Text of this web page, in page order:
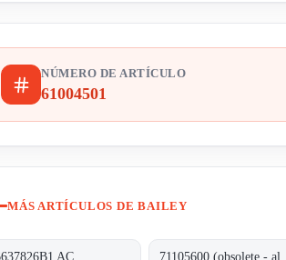
NÚMERO DE ARTÍCULO
61004501
MÁS ARTÍCULOS DE BAILEY
AC